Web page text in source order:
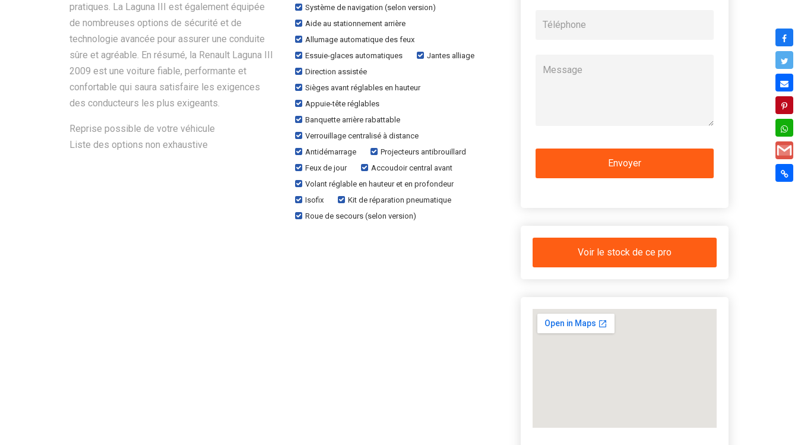
pratiques. La Laguna III est également équipée
de nombreuses options de sécurité et de
technologie avancée pour assurer une conduite
sûre et agréable. En résumé, la Renault Laguna III
2009 est une voiture fiable, performante et
confortable qui saura satisfaire les exigences
des conducteurs les plus exigeants.
Reprise possible de votre véhicule
Liste des options non exhaustive
Système de navigation (selon version)
Aide au stationnement arrière
Allumage automatique des feux
Essuie-glaces automatiques
Jantes alliage
Direction assistée
Sièges avant réglables en hauteur
Appuie-tête réglables
Banquette arrière rabattable
Verrouillage centralisé à distance
Antidémarrage
Projecteurs antibrouillard
Feux de jour
Accoudoir central avant
Volant réglable en hauteur et en profondeur
Isofix
Kit de réparation pneumatique
Roue de secours (selon version)
Voir le stock de ce pro